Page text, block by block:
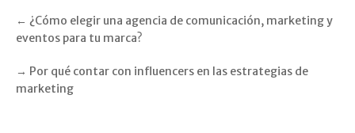
← ¿Cómo elegir una agencia de comunicación, marketing y
eventos para tu marca?
→ Por qué contar con influencers en las estrategias de
marketing